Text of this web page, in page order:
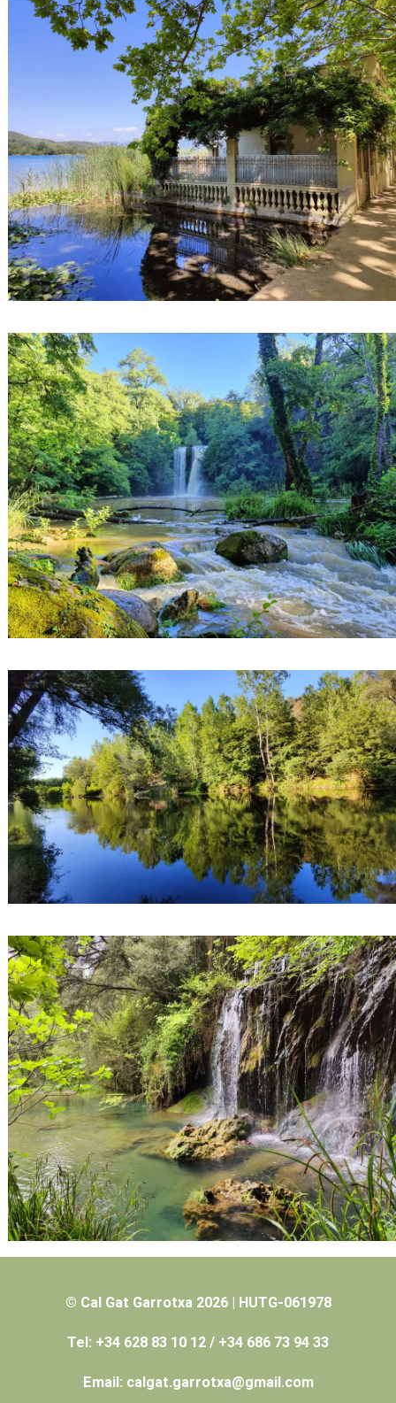
© Cal Gat Garrotxa 2026 | HUTG-061978
Tel: +34 628 83 10 12 / +34 686 73 94 33
Email: calgat.garrotxa@gmail.com